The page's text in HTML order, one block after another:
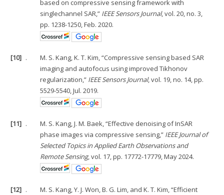
based on compressive sensing framework with
singlechannel SAR,” IEEE Sensors Journal, vol. 20, no. 3,
pp. 1238-1250, Feb. 2020.
[10] .
M. S. Kang, K. T. Kim, “Compressive sensing based SAR
imaging and autofocus using improved Tikhonov
regularization,” IEEE Sensors Journal, vol. 19, no. 14, pp.
5529-5540, Jul. 2019.
[11] .
M. S. Kang, J. M. Baek, “Effective denoising of InSAR
phase images via compressive sensing,” IEEE Journal of
Selected Topics in Applied Earth Observations and
Remote Sensing, vol. 17, pp. 17772-17779, May 2024.
[12] .
M. S. Kang, Y. J. Won, B. G. Lim, and K. T. Kim, “Efficient